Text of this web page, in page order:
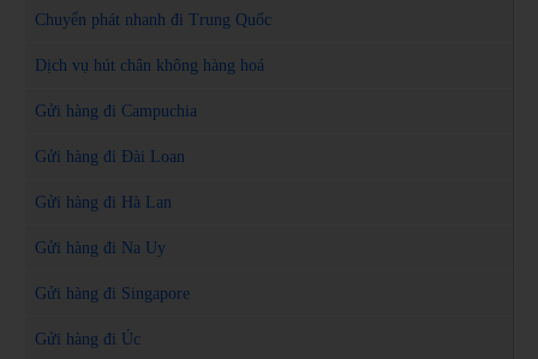
Chuyển phát nhanh đi Trung Quốc
Dịch vụ hút chân không hàng hoá
Gửi hàng đi Campuchia
Gửi hàng đi Đài Loan
Gửi hàng đi Hà Lan
Gửi hàng đi Na Uy
Gửi hàng đi Singapore
Gửi hàng đi Úc